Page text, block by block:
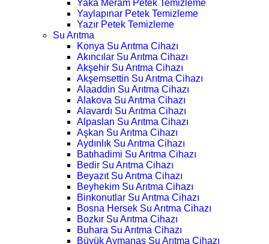
Yaka Meram Petek Temizleme
Yaylapınar Petek Temizleme
Yazır Petek Temizleme
Su Arıtma
Konya Su Arıtma Cihazı
Akıncılar Su Arıtma Cihazı
Akşehir Su Arıtma Cihazı
Akşemsettin Su Arıtma Cihazı
Alaaddin Su Arıtma Cihazı
Alakova Su Arıtma Cihazı
Alavardı Su Arıtma Cihazı
Alpaslan Su Arıtma Cihazı
Aşkan Su Arıtma Cihazı
Aydınlık Su Arıtma Cihazı
Batıhadimi Su Arıtma Cihazı
Bedir Su Arıtma Cihazı
Beyazıt Su Arıtma Cihazı
Beyhekim Su Arıtma Cihazı
Binkonutlar Su Arıtma Cihazı
Bosna Hersek Su Arıtma Cihazı
Bozkır Su Arıtma Cihazı
Buhara Su Arıtma Cihazı
Büyük Aymanas Su Arıtma Cihazı